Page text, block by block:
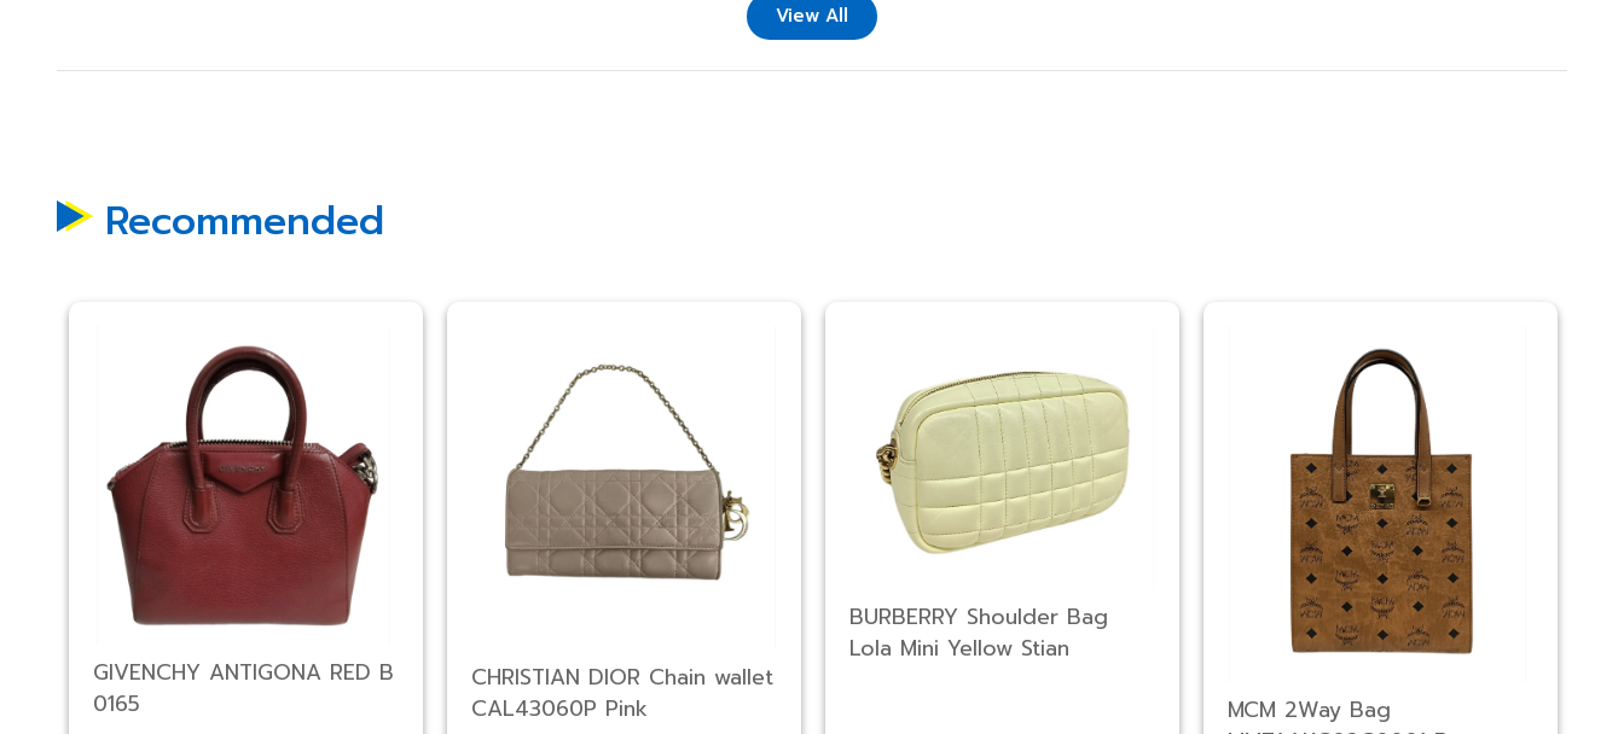
View All
Recommended
GIVENCHY ANTIGONA RED B
0165
CHRISTIAN DIOR Chain wallet
CAL43060P Pink
BURBERRY Shoulder Bag
Lola Mini Yellow Stian
MCM 2Way Bag